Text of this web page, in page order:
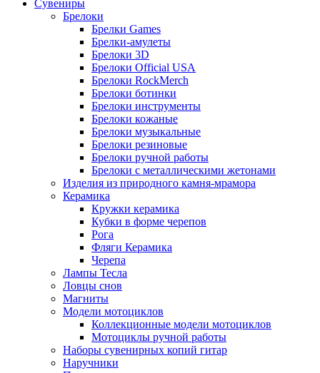
Сувениры
Брелоки
Брелки Games
Брелки-амулеты
Брелоки 3D
Брелоки Official USA
Брелоки RockMerch
Брелоки ботинки
Брелоки инструменты
Брелоки кожаные
Брелоки музыкальные
Брелоки резиновые
Брелоки ручной работы
Брелоки с металлическими жетонами
Изделия из природного камня-мрамора
Керамика
Кружки керамика
Кубки в форме черепов
Рога
Фляги Керамика
Черепа
Лампы Тесла
Ловцы снов
Магниты
Модели мотоциклов
Коллекционные модели мотоциклов
Мотоциклы ручной работы
Наборы сувенирных копий гитар
Наручники